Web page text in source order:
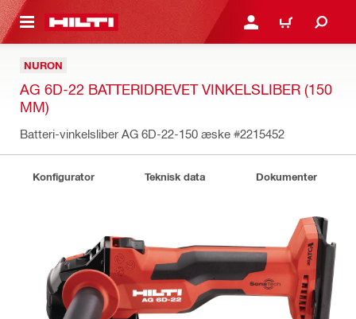
HOVEDINDHOLD LOG IND ELLER
INDKØBSKURV
NURON
AG 6D-22 BATTERIDREVET VINKELSLIBER (150
MM)
Batteri-vinkelsliber AG 6D-22-150 æske #2215452
Konfigurator Teknisk data Dokumenter